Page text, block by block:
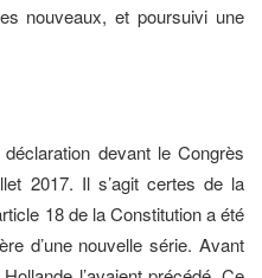
nouveaux, et poursuivi une
devant le Congrès
2017. Il s’agit certes de la
18 de la Constitution a été
d’une nouvelle série. Avant